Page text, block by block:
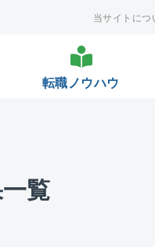
当サイトにつ
転職ノウハウ
覧